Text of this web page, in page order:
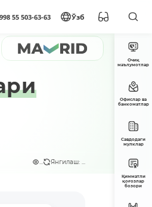
55 503-63-63 Ўзб
Янгилаш: ...
Очиқ
маълумотлар
Офислар ва
банкоматлар
Савдодаги
мулклар
Қимматли
қоғозлар
бозори